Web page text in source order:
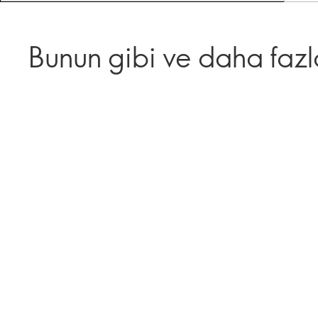
Bunun gibi ve daha